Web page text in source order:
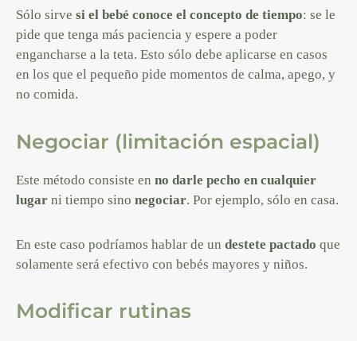
Sólo sirve si el bebé conoce el concepto de tiempo: se le
pide que tenga más paciencia y espere a poder
engancharse a la teta. Esto sólo debe aplicarse en casos
en los que el pequeño pide momentos de calma, apego, y
no comida.
Negociar (limitación espacial)
Este método consiste en no darle pecho en cualquier
lugar ni tiempo sino negociar. Por ejemplo, sólo en casa.
En este caso podríamos hablar de un destete pactado que
solamente será efectivo con bebés mayores y niños.
Modificar rutinas